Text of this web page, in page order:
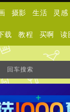
摄影 生活 灵感
载 教程 买啊 读